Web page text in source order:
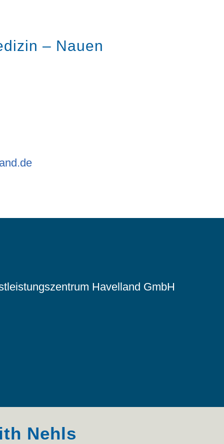
– Nauen
Havelland GmbH
Nehls